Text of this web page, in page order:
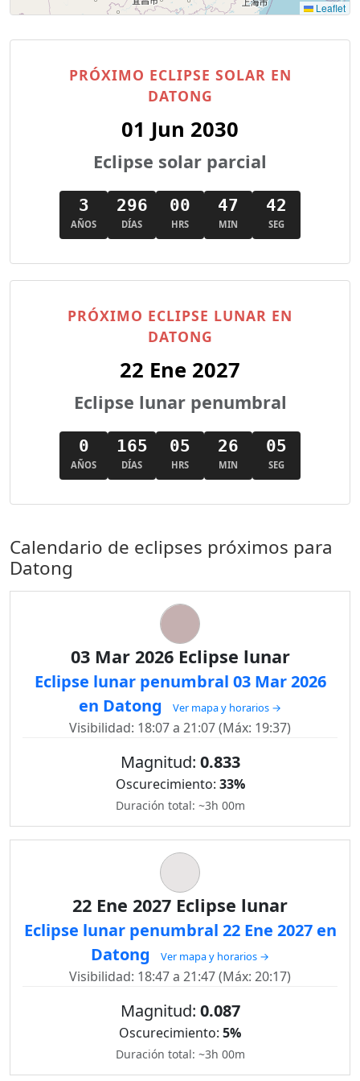
Leaflet
PRÓXIMO ECLIPSE SOLAR EN
DATONG
01 Jun 2030
Eclipse solar parcial
3
AÑOS
296
DÍAS
00
HRS
47
MIN
40
SEG
PRÓXIMO ECLIPSE LUNAR EN
DATONG
22 Ene 2027
Eclipse lunar penumbral
0
AÑOS
165
DÍAS
05
HRS
26
MIN
03
SEG
Calendario de eclipses próximos para
Datong
03 Mar 2026 Eclipse lunar
Eclipse lunar penumbral 03 Mar 2026
en Datong
Ver mapa y horarios →
Visibilidad: 18:07 a 21:07 (Máx: 19:37)
Magnitud: 0.833
Oscurecimiento: 33%
Duración total: ~3h 00m
22 Ene 2027 Eclipse lunar
Eclipse lunar penumbral 22 Ene 2027 en
Datong
Ver mapa y horarios →
Visibilidad: 18:47 a 21:47 (Máx: 20:17)
Magnitud: 0.087
Oscurecimiento: 5%
Duración total: ~3h 00m